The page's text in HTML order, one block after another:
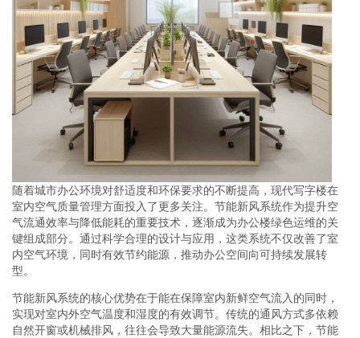
随着城市办公环境对舒适度和环保要求的不断提高，现代写字楼在
室内空气质量管理方面投入了更多关注。节能新风系统作为提升空
气流通效率与降低能耗的重要技术，逐渐成为办公楼绿色运维的关
键组成部分。通过科学合理的设计与应用，这类系统不仅改善了室
内空气环境，同时有效节约能源，推动办公空间向可持续发展转
型。
节能新风系统的核心优势在于能在保障室内新鲜空气流入的同时，
实现对室内外空气温度和湿度的有效调节。传统的通风方式多依赖
自然开窗或机械排风，往往会导致大量能源流失。相比之下，节能